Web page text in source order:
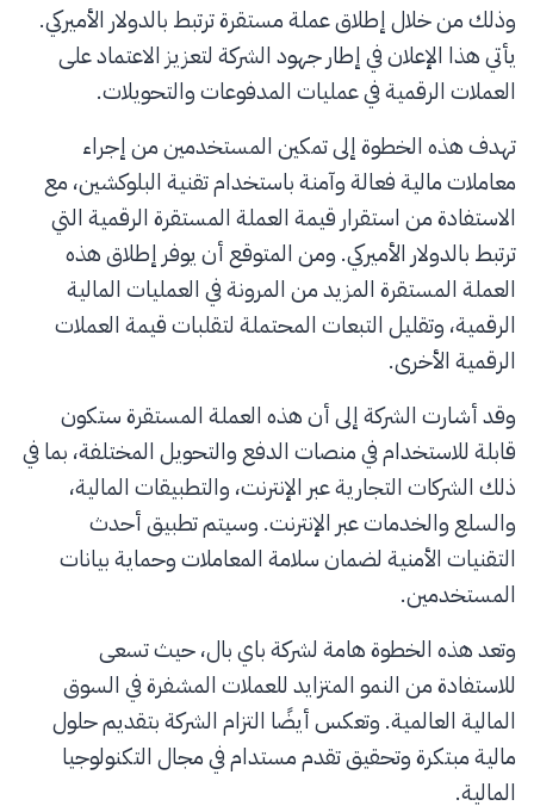
وذلك من خلال إطلاق عملة مستقرة ترتبط بالدولار الأميركي.
يأتي هذا الإعلان في إطار جهود الشركة لتعزيز الاعتماد على
العملات الرقمية في عمليات المدفوعات والتحويلات.
تهدف هذه الخطوة إلى تمكين المستخدمين من إجراء
معاملات مالية فعالة وآمنة باستخدام تقنية البلوكشين، مع
الاستفادة من استقرار قيمة العملة المستقرة الرقمية التي
ترتبط بالدولار الأميركي. ومن المتوقع أن يوفر إطلاق هذه
العملة المستقرة المزيد من المرونة في العمليات المالية
الرقمية، وتقليل التبعات المحتملة لتقلبات قيمة العملات
الرقمية الأخرى.
وقد أشارت الشركة إلى أن هذه العملة المستقرة ستكون
قابلة للاستخدام في منصات الدفع والتحويل المختلفة، بما في
ذلك الشركات التجارية عبر الإنترنت، والتطبيقات المالية،
والسلع والخدمات عبر الإنترنت. وسيتم تطبيق أحدث
التقنيات الأمنية لضمان سلامة المعاملات وحماية بيانات
المستخدمين.
وتعد هذه الخطوة هامة لشركة باي بال، حيث تسعى
للاستفادة من النمو المتزايد للعملات المشفرة في السوق
المالية العالمية. وتعكس أيضًا التزام الشركة بتقديم حلول
مالية مبتكرة وتحقيق تقدم مستدام في مجال التكنولوجيا
المالية.